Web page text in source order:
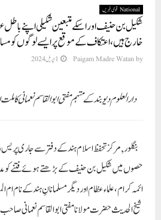
National قومی خبریں
شکیل بن حنیف اور اسکے متبعین شکیلی اپنے باطل
خارج ہیں، اعتکاف کے موقع پر ایسے لوگوں کو
by
Paigam Madre Watan 1 اپریل 2024
دارالعلوم دیوبند کے مہتمم مفتی ابو القاسم نعمانی
بنگلور, مرکز تحفظ اسلام ہند کے دفتر سے جاری
حصوں میں شکیل بن حنیف کے بڑھتے ہوئے فتنے کو
ائمہ کرام، علماء عظام اور دیگر مسلمانانِ ہند کے نام ام
شیخ الحدیث حضرت مولانا مفتی ابو القاسم نعمانی